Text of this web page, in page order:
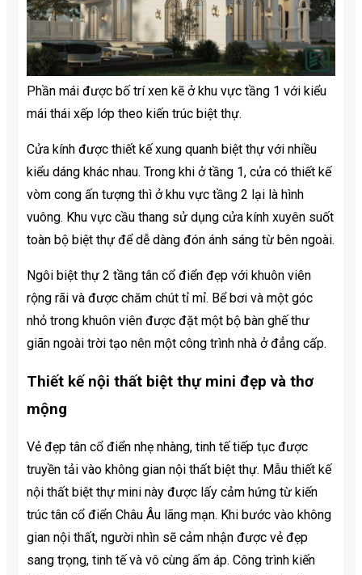
Phần mái được bố trí xen kẽ ở khu vực tầng 1 với kiểu
mái thái xếp lớp theo kiến ​​trúc biệt thự.
Cửa kính được thiết kế xung quanh biệt thự với nhiều
kiểu dáng khác nhau. Trong khi ở tầng 1, cửa có thiết kế
vòm cong ấn tượng thì ở khu vực tầng 2 lại là hình
vuông. Khu vực cầu thang sử dụng cửa kính xuyên suốt
toàn bộ biệt thự để dễ dàng đón ánh sáng từ bên ngoài.
Ngôi biệt thự 2 tầng tân cổ điển đẹp với khuôn viên
rộng rãi và được chăm chút tỉ mỉ. Bể bơi và một góc
nhỏ trong khuôn viên được đặt một bộ bàn ghế thư
giãn ngoài trời tạo nên một công trình nhà ở đẳng cấp.
Thiết kế nội thất biệt thự mini đẹp và thơ
mộng
Vẻ đẹp tân cổ điển nhẹ nhàng, tinh tế tiếp tục được
truyền tải vào không gian nội thất biệt thự. Mẫu thiết kế
nội thất biệt thự mini này được lấy cảm hứng từ kiến ​​
trúc tân cổ điển Châu Âu lãng mạn. Khi bước vào không
gian nội thất, người nhìn sẽ cảm nhận được vẻ đẹp
sang trọng, tinh tế và vô cùng ấm áp. Công trình kiến ​​